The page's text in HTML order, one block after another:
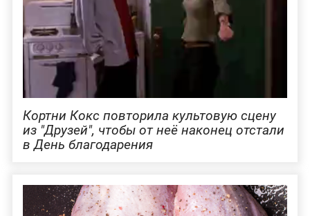
Кортни Кокс повторила культовую сцену
из "Друзей", чтобы от неё наконец отстали
в День благодарения